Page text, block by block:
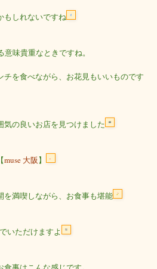
もしれないですね
味貴重なときですね。
を食べながら、お花見もいいものです
気の良いお店を見つけました
muse 大阪】
を満喫しながら、お食事も堪能
いただけますよ